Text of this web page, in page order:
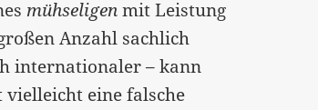
mühseligenmit Leistung
Anzahl sachlich
internationaler – kann
eine falsche